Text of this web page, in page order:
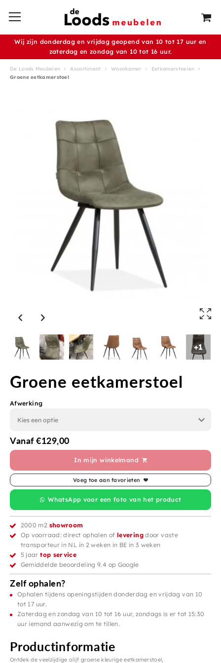
Wij zijn donderdag en vrijdag geopend van 10 tot 17 uur en
zaterdag en zondag van 10 tot 16 uur.
De Loods Meubelen Assortiment Woonkamer
Eetkamerstoelen
Groene eetkamerstoel
+1
Groene eetkamerstoel
Afwerking
Vanaf€129,00
In mijn winkelmand
Voeg toe aan favorieten
WhatsApp voor een foto van het product
2000 m2 showroom
Op voorraad: direct ophalen ofleveringdoor vaste
transporteur in NL in 2 weken in BE in 3 weken
5 jaartop service
Gemiddelde beoordeling 9.4 op Google
Zelf ophalen?
Ophalen tijdens openingstijden donderdag en vrijdag van 10
tot 17 uur.
Zaterdag en zondag van 10 tot 16 uur, zondags is er tot 15:30
uur iemand aanwezig om te tillen.
Productinformatie
Ontdek de veelzijdige olijf groene kleurige eetkamerstoel,